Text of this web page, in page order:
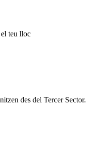
teu lloc
des del Tercer Sector.